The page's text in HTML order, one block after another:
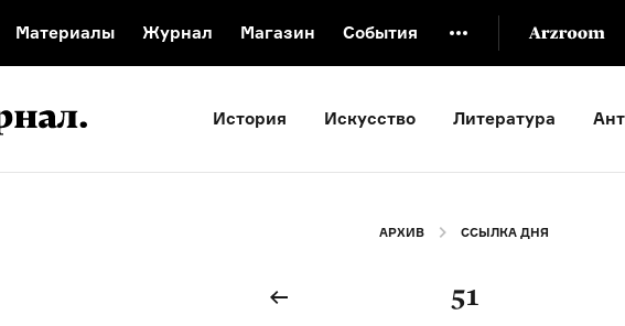
Материалы Журнал Магазин События
Видеоистория русской культуры
Русский язык от «гой еси» до «лол
История Искусство Литература
АРХИВ ССЫЛКА ДНЯ
51